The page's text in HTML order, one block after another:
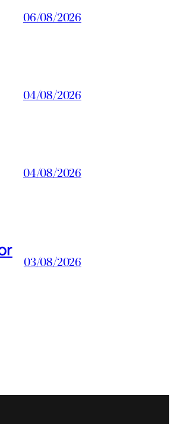
06/08/2026
04/08/2026
04/08/2026
03/08/2026